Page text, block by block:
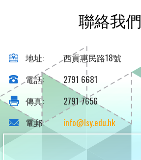
聯絡我們
地址:
西貢惠民路18號
電話:
2791 6681
傳真:
2791 7656
電郵:
info@lsy.edu.hk